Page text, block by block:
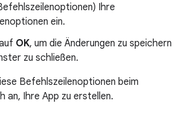
Ihre
ein.
OK, um die Änderungen zu speichern
zu schließen.
Befehlszeilenoptionen beim
an, Ihre App zu erstellen.